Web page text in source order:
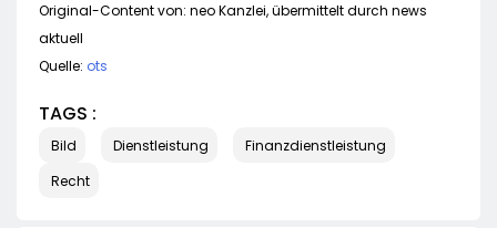
Original-Content von: neo Kanzlei, übermittelt durch news
aktuell
Quelle: ots
TAGS :
Bild Dienstleistung
Finanzdienstleistung
Recht